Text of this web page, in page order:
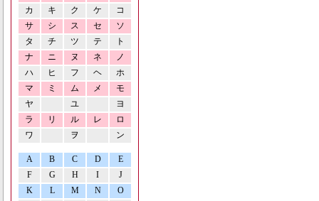
カ
キ ク ケ
コ
サ
シ ス セ
ソ
タ
チ ツ テ
ト
ナ
ニ ヌ ネ
ノ
ハ
ヒ フ ヘ
ホ
マ
ミ ム メ
モ
ヤ
ユ
ヨ
ラ
リ ル レ
ロ
ワ
ヲ ン
A B C D
E
F
G H I
J
K
L M N O